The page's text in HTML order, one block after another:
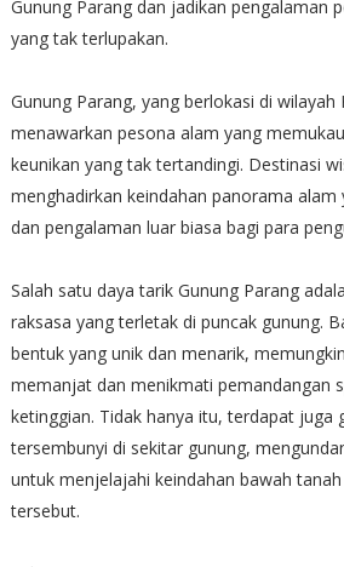
Gunung Parang dan jadikan pengalaman
yang tak terlupakan.
Gunung Parang, yang berlokasi di wilayah
menawarkan pesona alam yang
keunikan yang tak tertandingi. Destinasi
menghadirkan keindahan panorama alam
dan pengalaman luar biasa bagi para
Salah satu daya tarik Gunung Parang
raksasa yang terletak di puncak gunung.
bentuk yang unik dan menarik,
memanjat dan menikmati pemandangan
ketinggian. Tidak hanya itu, terdapat juga
tersembunyi di sekitar gunung,
untuk menjelajahi keindahan bawah
tersebut.